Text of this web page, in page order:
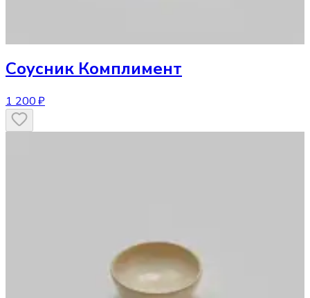
Соусник Комплимент
1 200 ₽